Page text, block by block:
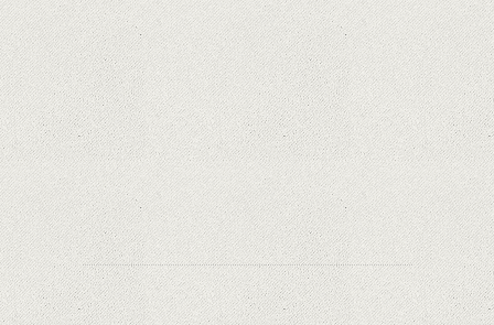
iPhone și Mac, puse în vânzare
Rețelele sociale au pierdut deja 10 miliarde de
dolari din cauza noilor reguli Apple privind
urmărirea utilizatorilor